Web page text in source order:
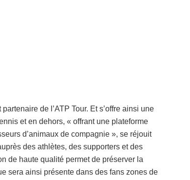
de l’ATP Tour. Et s’offre ainsi une
et en dehors, « offrant une plateforme
d’animaux de compagnie », se réjouit
des athlètes, des supporters et des
de haute qualité permet de préserver la
sera ainsi présente dans des fans zones de